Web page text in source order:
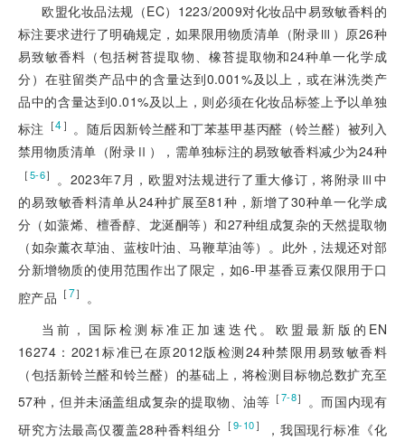
欧盟化妆品法规（EC）1223/2009对化妆品中易致敏香料的
标注要求进行了明确规定，如果限用物质清单（附录Ⅲ）原26种
易致敏香料（包括树苔提取物、橡苔提取物和24种单一化学成
分）在驻留类产品中的含量达到0.001%及以上，或在淋洗类产
品中的含量达到0.01%及以上，则必须在化妆品标签上予以单独
标注 ［4］ 。随后因新铃兰醛和丁苯基甲基丙醛（铃兰醛）被列入
禁用物质清单（附录Ⅱ），需单独标注的易致敏香料减少为24种
［5-6］
。2023年7月，欧盟对法规进行了重大修订，将附录Ⅲ中
的易致敏香料清单从24种扩展至81种，新增了30种单一化学成
分（如蒎烯、檀香醇、龙涎酮等）和27种组成复杂的天然提取物
（如杂薰衣草油、蓝桉叶油、马鞭草油等）。此外，法规还对部
分新增物质的使用范围作出了限定，如6-甲基香豆素仅限用于口
腔产品 ［7］
。
当前，国际检测标准正加速迭代。欧盟最新版的EN
16274：2021标准已在原2012版检测24种禁限用易致敏香料
（包括新铃兰醛和铃兰醛）的基础上，将检测目标物总数扩充至
57种，但并未涵盖组成复杂的提取物、油等 ［7-8］ 。而国内现有
研究方法最高仅覆盖28种香料组分 ［9-10］
，我国现行标准《化